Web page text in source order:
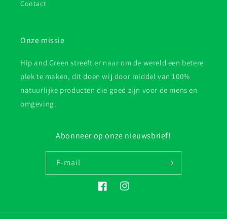
Contact
Onze missie
Hip and Green streeft er naar om de wereld een betere
plek te maken, dit doen wij door middel van 100%
natuurlijke producten die goed zijn voor de mens en
omgeving.
Abonneer op onze nieuwsbrief!
E‑mail
FacebookInstagram